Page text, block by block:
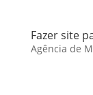
Fazer site
Agência de